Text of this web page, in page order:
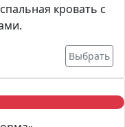
кровать с
Выбрать